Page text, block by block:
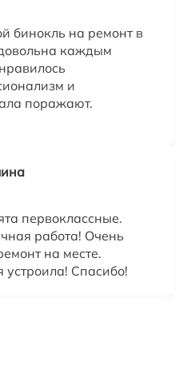
бинокль на ремонт в
довольна каждым
и
поражают.
первоклассные.
работа! Очень
на месте.
устроила! Спасибо!